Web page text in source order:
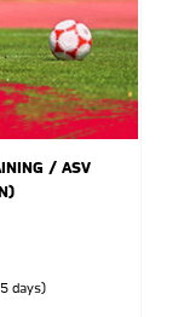
/ ASV
days)